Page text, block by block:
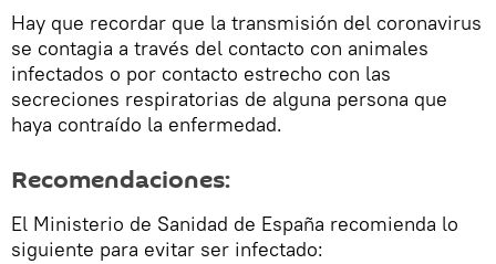
Hay que recordar que la transmisión del coronavirus
se contagia a través del contacto con animales
infectados o por contacto estrecho con las
secreciones respiratorias de alguna persona que
haya contraído la enfermedad.
Recomendaciones:
El Ministerio de Sanidad de España recomienda lo
siguiente para evitar ser infectado: